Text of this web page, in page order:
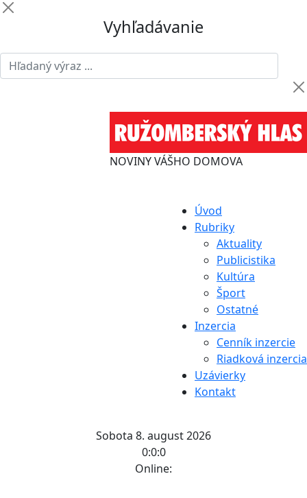
Vyhľadávanie
NOVINY VÁŠHO DOMOVA
Úvod
Rubriky
Aktuality
Publicistika
Kultúra
Šport
Ostatné
Inzercia
Cenník inzercie
Riadková inzercia
Uzávierky
Kontakt
Sobota 8. august 2026
0:0:0
Online: